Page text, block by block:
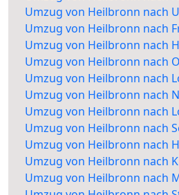
Umzug von Heilbronn nach
Umzug von Heilbronn nach
Umzug von Heilbronn nach
Umzug von Heilbronn nach
Umzug von Heilbronn nach
Umzug von Heilbronn nach
Umzug von Heilbronn nach
Umzug von Heilbronn nach
Umzug von Heilbronn nach
Umzug von Heilbronn nach
Umzug von Heilbronn nach